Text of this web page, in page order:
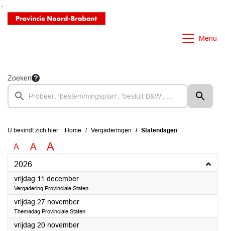
Ga naar de inhoud van deze pagina
Ga naar het zoeken
Ga naar het menu
Menu
Zoeken
U bevindt zich hier: Home Vergaderingen Statendagen
A A A
2026
vrijdag 11 december2026
Vergadering Provinciale Staten
vrijdag 27 november2026
Themadag Provinciale Staten
vrijdag 20 november2026